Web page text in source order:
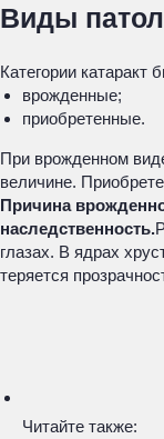
Виды
Категории катаракт
врожденные;
приобретенные.
При врожденном
величине.
Причина
наследственность.
глазах. В ядрах
теряется
Читайте также: